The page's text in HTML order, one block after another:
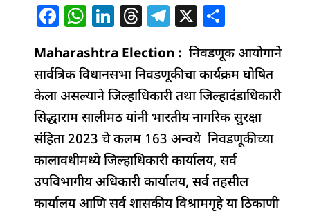
F
c
e
b
o
o
k
W
at
s
A
p
p
Li
k
e
dI
n
T
re
a
d
s
T
e
g
ra
m
X
ar
e
Maharashtra Election :निवडणूक आयोगाने
सार्वत्रिक विधानसभा निवडणूकीचा कार्यक्रम घोषित
केला असल्याने जिल्हाधिकारी तथा जिल्हादंडाधिकारी
सिद्धाराम सालीमठ यांनी भारतीय नागरिक सुरक्षा
संहिता 2023 चे कलम 163 अन्वये निवडणूकीच्या
कालावधीमध्ये जिल्हाधिकारी कार्यालय, सर्व
उपविभागीय अधिकारी कार्यालय, सर्व तहसील
कार्यालय आणि सर्व शासकीय विश्रामगृहे या ठिकाणी